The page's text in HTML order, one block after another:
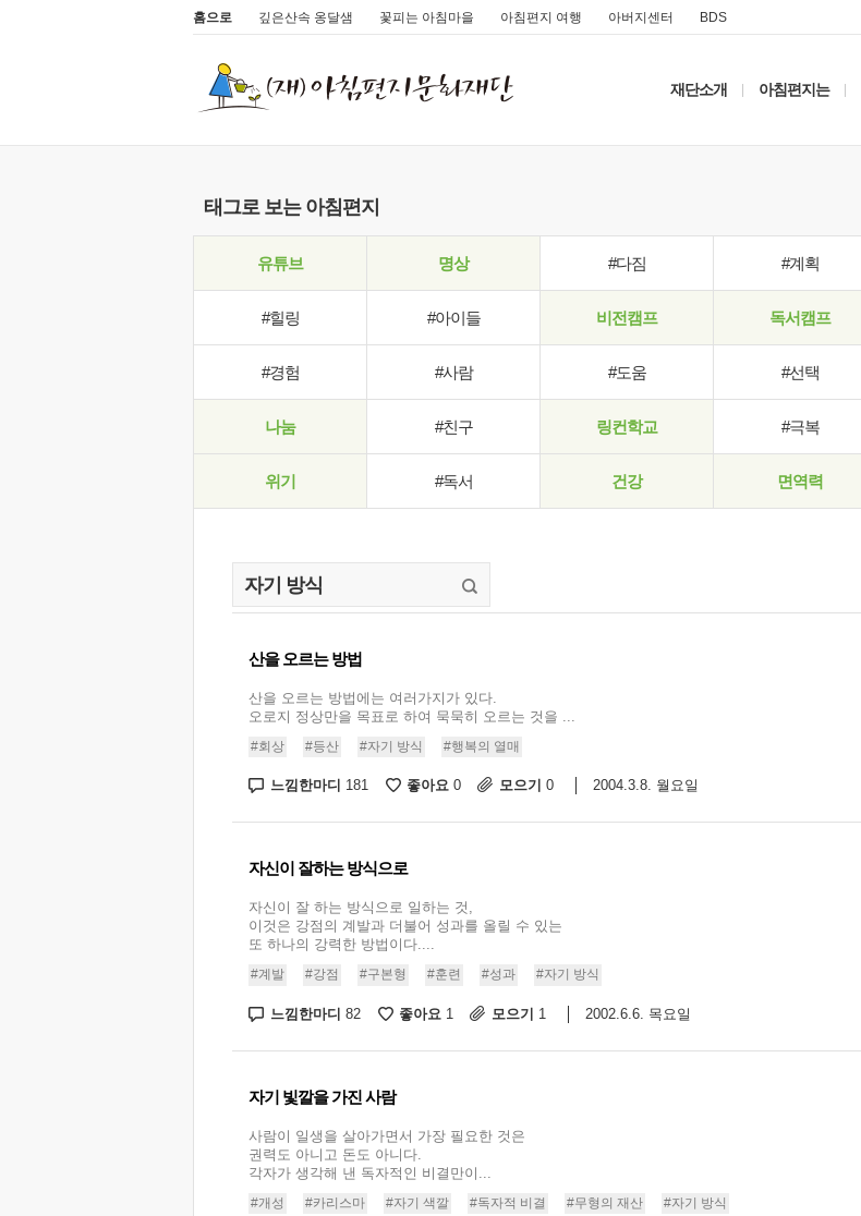
홈으로 깊은산속 옹달샘 꽃피는 아침마을 아침편지 여행 아버지센터 BDS
재단소개 아침편지는
태그로 보는 아침편지
유튜브 명상 #다짐 #계획
#힐링 #아이들 비전캠프 독서캠프
#경험 #사람 #도움 #선택
나눔 #친구 링컨학교 #극복
위기 #독서 건강 면역력
산을 오르는 방법
산을 오르는 방법에는 여러가지가 있다.
오로지 정상만을 목표로 하여 묵묵히 오르는 것을 ...
#회상 #등산 #자기 방식 #행복의 열매
느낌한마디 181 좋아요 0 모으기 0 2004.3.8. 월요일
자신이 잘하는 방식으로
자신이 잘 하는 방식으로 일하는 것,
이것은 강점의 계발과 더불어 성과를 올릴 수 있는
또 하나의 강력한 방법이다....
#계발 #강점 #구본형 #훈련 #성과 #자기 방식
느낌한마디 82 좋아요 1 모으기 1 2002.6.6. 목요일
자기 빛깔을 가진 사람
사람이 일생을 살아가면서 가장 필요한 것은
권력도 아니고 돈도 아니다.
각자가 생각해 낸 독자적인 비결만이...
#개성 #카리스마 #자기 색깔 #독자적 비결 #무형의 재산
#자기 방식